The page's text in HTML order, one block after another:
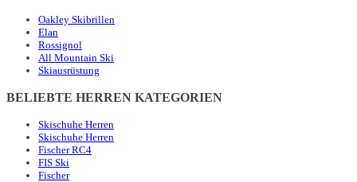
Oakley Skibrillen
Elan
Rossignol
All Mountain Ski
Skiausrüstung
BELIEBTE HERREN KATEGORIEN
Skischuhe Herren
Skischuhe Herren
Fischer RC4
FIS Ski
Fischer